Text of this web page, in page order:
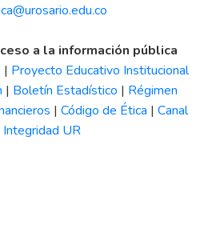
a la información pública
| Proyecto Educativo Institucional
| Boletín Estadístico | Régimen
| Código de Ética | Canal
UR